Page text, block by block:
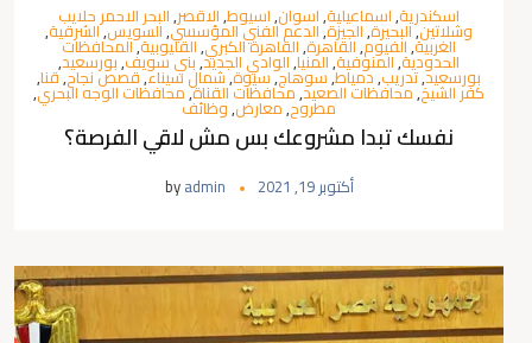
اسكندرية,اسماعيلية,اسوان,اسيوط,الاقصر,البحر الاحمر حلايب
وشلاتين,البحيرة,الجيزة,الدعم الفني المؤسسي,السويس,الشرقية,
الغربية,الفيوم,القاهرة,القاهرة الكبري,القليوبية,المحافظات
الحدودية,المنوفية,المنيا,الوادي الجديد,بني سويف,بورسعيد,
بورسعيد,تدريب,دمياط,سوهاج,سيوة,شمال سيناء,قصص نجاح,قنا,
كفر الشيخ,محافظات الصعيد,محافظات القناة,محافظات الوجه البحري,
مطروح,معارض,وظائف
نفسك تبدا مشروعك بس مش لاقي الفرصة؟
أكتوبر 19, 2021 byadmin